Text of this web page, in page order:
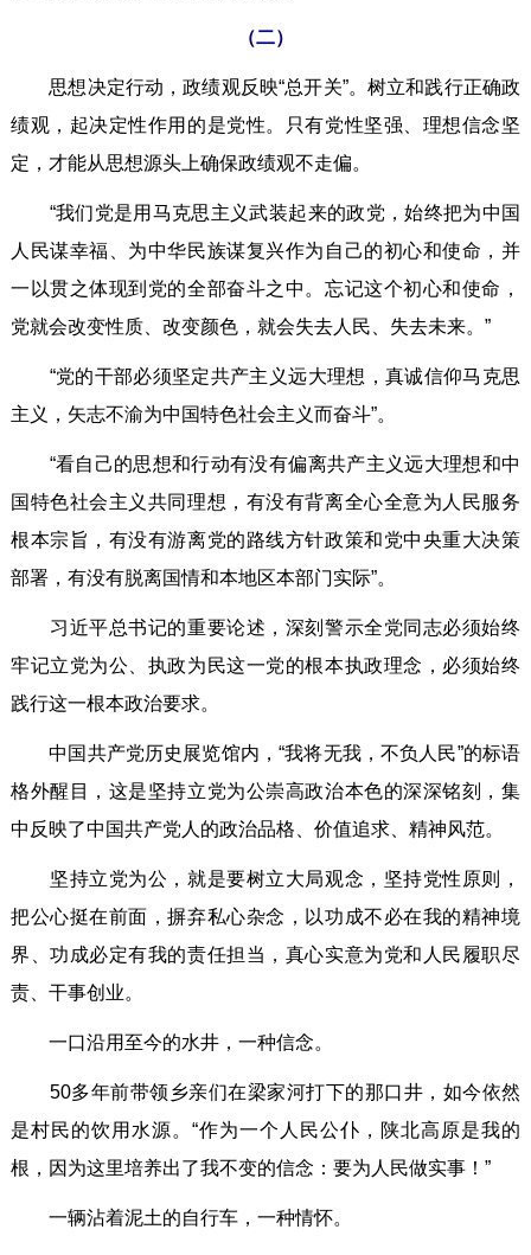
（二）
思想决定行动，政绩观反映“总开关”。树立和践行正确政
绩观，起决定性作用的是党性。只有党性坚强、理想信念坚
定，才能从思想源头上确保政绩观不走偏。
“我们党是用马克思主义武装起来的政党，始终把为中国
人民谋幸福、为中华民族谋复兴作为自己的初心和使命，并
一以贯之体现到党的全部奋斗之中。忘记这个初心和使命，
党就会改变性质、改变颜色，就会失去人民、失去未来。”
“党的干部必须坚定共产主义远大理想，真诚信仰马克思
主义，矢志不渝为中国特色社会主义而奋斗”。
“看自己的思想和行动有没有偏离共产主义远大理想和中
国特色社会主义共同理想，有没有背离全心全意为人民服务
根本宗旨，有没有游离党的路线方针政策和党中央重大决策
部署，有没有脱离国情和本地区本部门实际”。
习近平总书记的重要论述，深刻警示全党同志必须始终
牢记立党为公、执政为民这一党的根本执政理念，必须始终
践行这一根本政治要求。
中国共产党历史展览馆内，“我将无我，不负人民”的标语
格外醒目，这是坚持立党为公崇高政治本色的深深铭刻，集
中反映了中国共产党人的政治品格、价值追求、精神风范。
坚持立党为公，就是要树立大局观念，坚持党性原则，
把公心挺在前面，摒弃私心杂念，以功成不必在我的精神境
界、功成必定有我的责任担当，真心实意为党和人民履职尽
责、干事创业。
一口沿用至今的水井，一种信念。
50多年前带领乡亲们在梁家河打下的那口井，如今依然
是村民的饮用水源。“作为一个人民公仆，陕北高原是我的
根，因为这里培养出了我不变的信念：要为人民做实事！”
一辆沾着泥土的自行车，一种情怀。